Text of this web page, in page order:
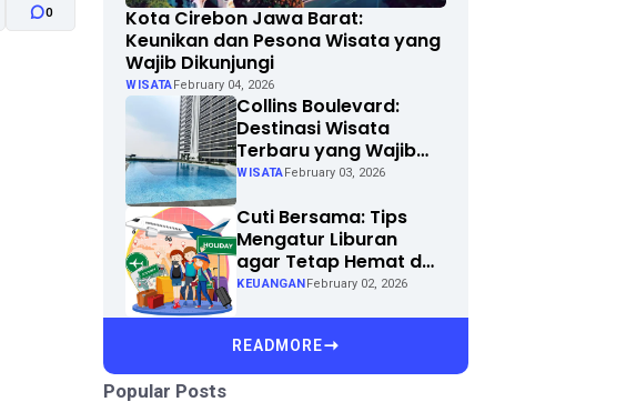
0
Kota Cirebon Jawa Barat:
Keunikan dan Pesona Wisata yang
Wajib Dikunjungi
WISATA February 04, 2026
Collins Boulevard:
Destinasi Wisata
Terbaru yang Wajib
Dikunjungi di Kota
WISATA February 03, 2026
Cuti Bersama: Tips
Mengatur Liburan
agar Tetap Hemat dan
Menyenangkan
KEUANGAN February 02, 2026
READMORE
Popular Posts